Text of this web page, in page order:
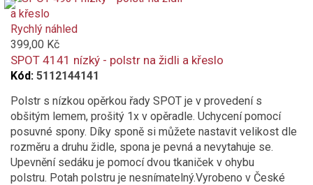
is
added
to
compare
Rychlý náhled
399,00 Kč
SPOT 4141 nízký - polstr na židli a křeslo
Kód: 5112144141
Polstr s nízkou opěrkou řady SPOT je v provedení s
obšitým lemem, prošitý 1x v opěradle. Uchycení pomocí
posuvné spony. Díky sponě si můžete nastavit velikost dle
rozměru a druhu židle, spona je pevná a nevytahuje se.
Upevnění sedáku je pomocí dvou tkaniček v ohybu
polstru. Potah polstru je nesnímatelný.Vyrobeno v České